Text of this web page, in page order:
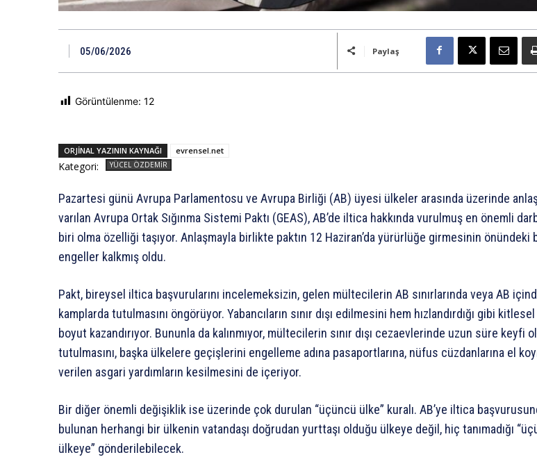
05/06/2026 Paylaş
Görüntülenme: 12
ORJINAL YAZININ KAYNAĞI evrensel.net
Kategori: YÜCEL ÖZDEMIR
Pazartesi günü Avrupa Parlamentosu ve Avrupa Birliği (AB) üyesi ülkeler arasında üzerinde
varılan Avrupa Ortak Sığınma Sistemi Paktı (GEAS), AB’de iltica hakkında vurulmuş en önemli
biri olma özelliği taşıyor. Anlaşmayla birlikte paktın 12 Haziran’da yürürlüğe girmesinin önündeki
engeller kalkmış oldu.
Pakt, bireysel iltica başvurularını incelemeksizin, gelen mültecilerin AB sınırlarında veya AB
kamplarda tutulmasını öngörüyor. Yabancıların sınır dışı edilmesini hem hızlandırdığı gibi
boyut kazandırıyor. Bununla da kalınmıyor, mültecilerin sınır dışı cezaevlerinde uzun süre keyfi
tutulmasını, başka ülkelere geçişlerini engelleme adına pasaportlarına, nüfus cüzdanlarına el
verilen asgari yardımların kesilmesini de içeriyor.
Bir diğer önemli değişiklik ise üzerinde çok durulan “üçüncü ülke” kuralı. AB’ye iltica
bulunan herhangi bir ülkenin vatandaşı doğrudan yurttaşı olduğu ülkeye değil, hiç tanımadığı
ülkeye” gönderilebilecek.